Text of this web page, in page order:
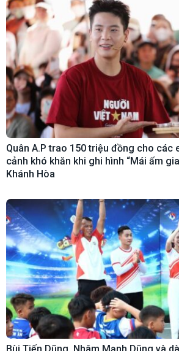
Quân A.P trao 150 triệu đồng cho các
cảnh khó khăn khi ghi hình “Mái ấm
Khánh Hòa
Bùi Tiến Dũng, Nhâm Mạnh Dũng và